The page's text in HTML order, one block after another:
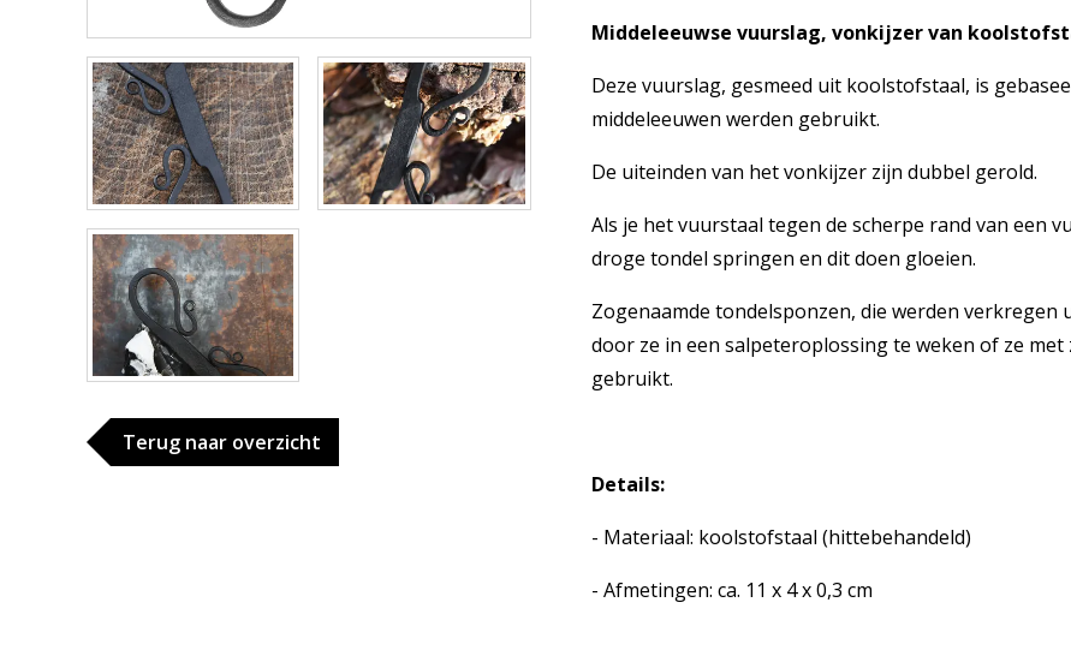
Terug naar overzicht
Middeleeuwse vuurslag, vonkijzer van
Deze vuurslag, gesmeed uit koolstofstaal, is
middeleeuwen werden gebruikt.
De uiteinden van het vonkijzer zijn dubbel gerold.
Als je het vuurstaal tegen de scherpe rand van een
droge tondel springen en dit doen gloeien.
Zogenaamde tondelsponzen, die werden
door ze in een salpeteroplossing te weken of ze
gebruikt.
Details:
- Materiaal: koolstofstaal (hittebehandeld)
- Afmetingen: ca. 11 x 4 x 0,3 cm